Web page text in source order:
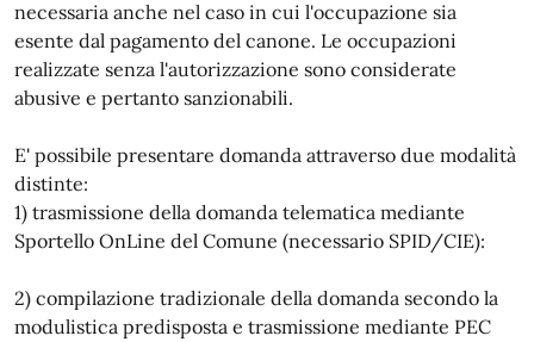
necessaria anche nel caso in cui l'occupazione sia
esente dal pagamento del canone. Le occupazioni
realizzate senza l'autorizzazione sono considerate
abusive e pertanto sanzionabili.
E' possibile presentare domanda attraverso due modalità
distinte:
1) trasmissione della domanda telematica mediante
Sportello OnLine del Comune (necessario SPID/CIE):
2) compilazione tradizionale della domanda secondo la
modulistica predisposta e trasmissione mediante PEC